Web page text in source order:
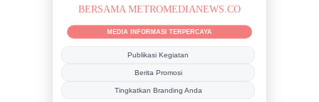
BERSAMA METROMEDIANEWS.CO
MEDIA INFORMASI TERPERCAYA
Publikasi Kegiatan
Berita Promosi
Tingkatkan Branding Anda